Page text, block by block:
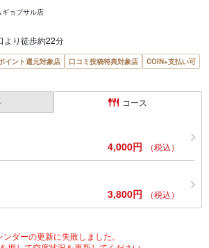
ョプサル店
より徒歩約22分
イント還元対象店 口コミ投稿特典対象店
COIN+支払い可
コース
4,000円 （税込）
3,800円 （税込）
ンダーの更新に失敗しました。